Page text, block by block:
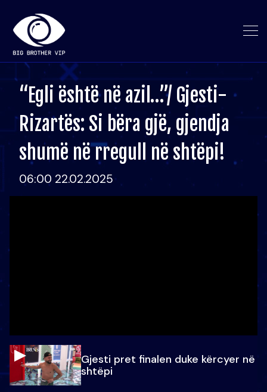
“Egli është në azil…”/ Gjesti-
Rizartës: Si bëra gjë, gjendja
shumë në rregull në shtëpi!
06:00 22.02.2025
Gjesti pret finalen duke kërcyer në
shtëpi